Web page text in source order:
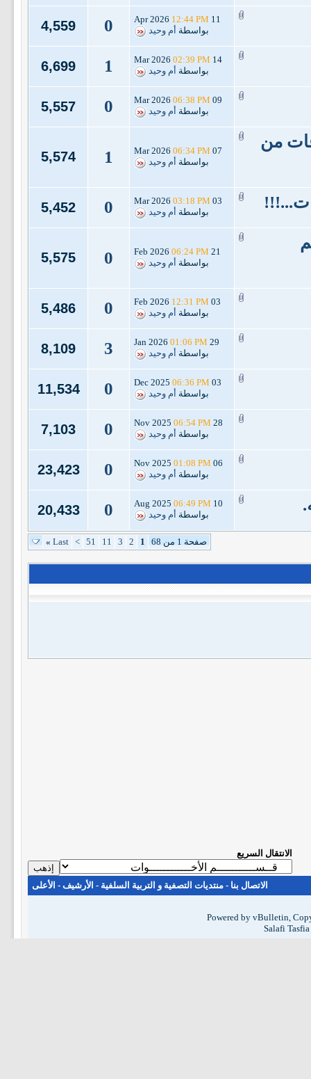
11 Apr 2026
12:44 PM
بواسطة أم وحيد 0
4,559
14 Mar 2026
02:39 PM
بواسطة أم وحيد 1
6,699
09 Mar 2026
06:38 PM
بواسطة أم وحيد 0
5,557
من 07 Mar 2026
06:34 PM
بواسطة أم وحيد 1
5,574
03 Mar 2026
03:18 PM
بواسطة أم وحيد 0
5,452
21 Feb 2026
06:24 PM
بواسطة أم وحيد 0
5,575
03 Feb 2026
12:31 PM
بواسطة أم وحيد 0
5,486
29 Jan 2026
01:06 PM
بواسطة أم وحيد 3
8,109
03 Dec 2025
06:36 PM
بواسطة أم وحيد 0
11,534
28 Nov 2025
06:54 PM
بواسطة أم وحيد 0
7,103
06 Nov 2025
01:08 PM
بواسطة أم وحيد 0
23,423
10 Aug 2025
06:49 PM
بواسطة أم وحيد 0
20,433
صفحة 1 من 68 1
2
3
11
51
>
Last
»
الانتقال السريع
الاتصال بنا - منتديات التصفية و التربية السلفية - الأرشيف - الأعلى
Powered by vBulletin,
Salafi